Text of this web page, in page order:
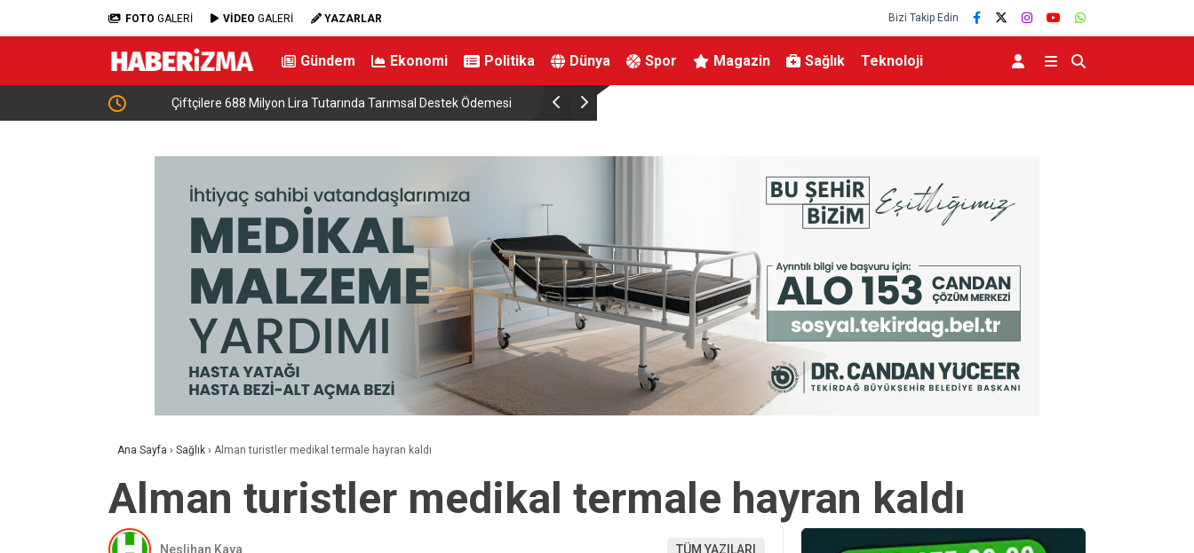
FOTO GALERİ VİDEO GALERİ YAZARLAR Bizi Takip Edin
Gündem Ekonomi Politika Dünya Spor Magazin Sağlık Teknoloji
Çiftçilere 688 Milyon Lira Tutarında Tarımsal Destek Ödemesi DMM: “Mekke Ortak Savunma Anlaşması’nın NATO’nun 5. maddesiyle
Ana Sayfa › Sağlık › Alman turistler medikal termale hayran kaldı
Alman turistler medikal termale hayran kaldı
Neslihan Kaya TÜM YAZILARI